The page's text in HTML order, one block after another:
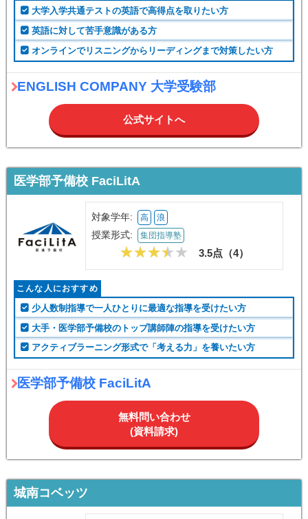
大学入学共通テストの英語で高得点を取りたい方
英語に対して苦手意識がある方
オンラインでリスニングからリーディングまで対策したい方
ENGLISH COMPANY 大学受験部
公式サイトへ
医学部予備校 FaciLitA
対象学年: 高 浪
授業形式: 集団指導塾
3.5点（4）
こんな人におすすめ
少人数制指導で一人ひとりに最適な指導を受けたい方
大手・医学部予備校のトップ講師陣の指導を受けたい方
アクティブラーニング形式で「考える力」を養いたい方
医学部予備校 FaciLitA
無料問い合わせ
(資料請求)
城南コベッツ